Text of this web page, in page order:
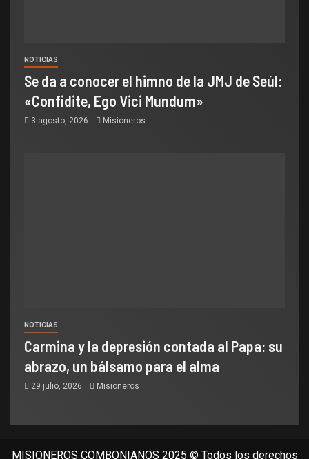
NOTICIAS
Se da a conocer el himno de la JMJ de Seúl:
«Confidite, Ego Vici Mundum»
3 agosto, 2026 Misioneros
NOTICIAS
Carmina y la depresión contada al Papa: su
abrazo, un bálsamo para el alma
29 julio, 2026 Misioneros
MISIONEROS COMBONIANOS 2025 © Todos los derechos